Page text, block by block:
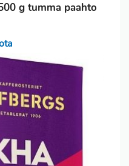
g tumma paahto